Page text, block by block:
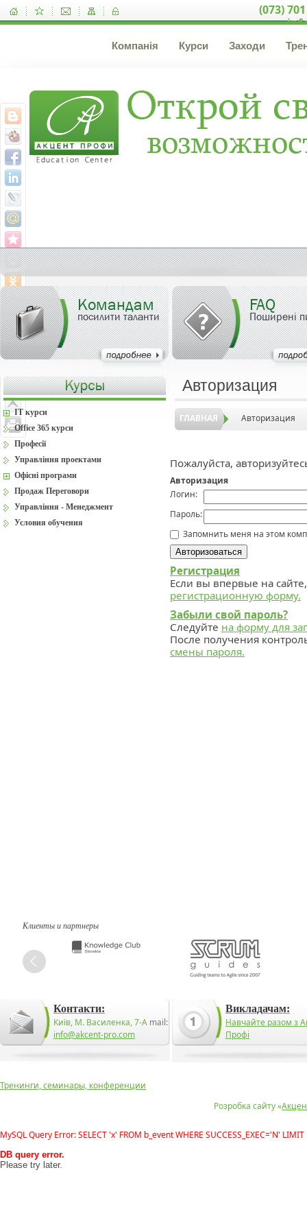
(073)
Компанія Курси Заходи
Командам
посилити таланти
FAQ
Поширені
Авторизация
ГЛАВНАЯ Авторизация
Пожалуйста,
Авторизация
Логин:
Пароль:
Запомнить меня на этом
Регистрация
Если вы впервые на
регистрационную форму.
Забыли свой пароль?
Следуйте на форму для
После получения
смены пароля.
IT курси
Office 365 курси
Професії
Управління проектами
Офісні програми
Продаж Переговори
Управління - Менеджмент
Условия обучения
Клиенты и партнеры
Контакти:
Київ, М. Василенка, 7-А mail:
info@akcent-pro.com
Викладачам:
Навчайте разом з
Профі
Розробка сайту «
Тренинги, семинары, конференции
MySQL Query Error: SELECT 'x' FROM b_event WHERE SUCCESS_EXEC='N' LIMIT
DB query error.
Please try later.